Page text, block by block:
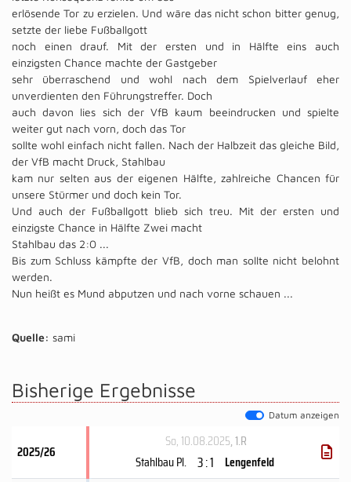
erlösende Tor zu erzielen. Und wäre das nicht schon bitter genug,
setzte der liebe Fußballgott
noch einen drauf. Mit der ersten und in Hälfte eins auch
einzigsten Chance machte der Gastgeber
sehr überraschend und wohl nach dem Spielverlauf eher
unverdienten den Führungstreffer. Doch
auch davon lies sich der VfB kaum beeindrucken und spielte
weiter gut nach vorn, doch das Tor
sollte wohl einfach nicht fallen. Nach der Halbzeit das gleiche Bild,
der VfB macht Druck, Stahlbau
kam nur selten aus der eigenen Hälfte, zahlreiche Chancen für
unsere Stürmer und doch kein Tor.
Und auch der Fußballgott blieb sich treu. Mit der ersten und
einzigste Chance in Hälfte Zwei macht
Stahlbau das 2:0 ...
Bis zum Schluss kämpfte der VfB, doch man sollte nicht belohnt
werden.
Nun heißt es Mund abputzen und nach vorne schauen ...
Quelle: sami
Bisherige Ergebnisse
Datum anzeigen
2025/26
So, 10.08.2025, 1.R
Stahlbau Pl. 3 : 1 Lengenfeld